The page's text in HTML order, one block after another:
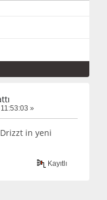
»
in yeni
Kayıtlı